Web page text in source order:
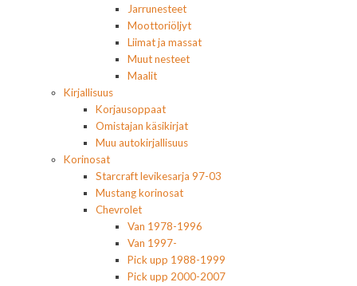
Jarrunesteet
Moottoriöljyt
Liimat ja massat
Muut nesteet
Maalit
Kirjallisuus
Korjausoppaat
Omistajan käsikirjat
Muu autokirjallisuus
Korinosat
Starcraft levikesarja 97-03
Mustang korinosat
Chevrolet
Van 1978-1996
Van 1997-
Pick upp 1988-1999
Pick upp 2000-2007